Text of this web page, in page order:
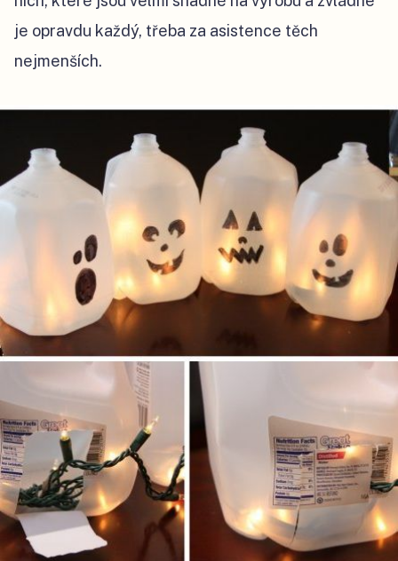
je opravdu každý, třeba za asistence těch
nejmenších.